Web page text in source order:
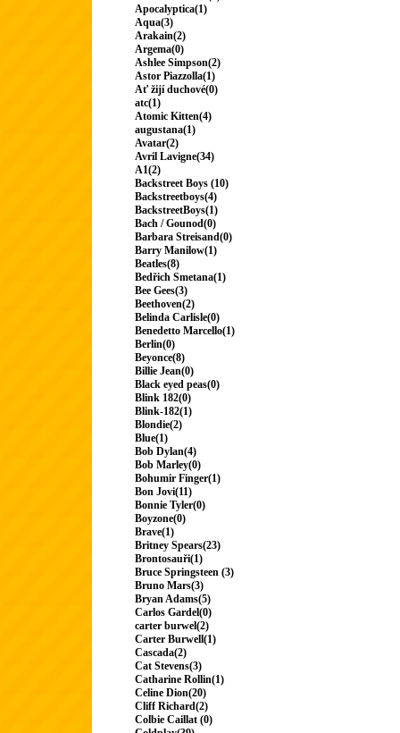
Apocalyptica(1)
Aqua(3)
Arakain(2)
Argema(0)
Ashlee Simpson(2)
Astor Piazzolla(1)
Ať žijí duchové(0)
atc(1)
Atomic Kitten(4)
augustana(1)
Avatar(2)
Avril Lavigne(34)
A1(2)
Backstreet Boys (10)
Backstreetboys(4)
BackstreetBoys(1)
Bach / Gounod(0)
Barbara Streisand(0)
Barry Manilow(1)
Beatles(8)
Bedřich Smetana(1)
Bee Gees(3)
Beethoven(2)
Belinda Carlisle(0)
Benedetto Marcello(1)
Berlin(0)
Beyonce(8)
Billie Jean(0)
Black eyed peas(0)
Blink 182(0)
Blink-182(1)
Blondie(2)
Blue(1)
Bob Dylan(4)
Bob Marley(0)
Bohumir Finger(1)
Bon Jovi(11)
Bonnie Tyler(0)
Boyzone(0)
Brave(1)
Britney Spears(23)
Brontosauři(1)
Bruce Springsteen (3)
Bruno Mars(3)
Bryan Adams(5)
Carlos Gardel(0)
carter burwel(2)
Carter Burwell(1)
Cascada(2)
Cat Stevens(3)
Catharine Rollin(1)
Celine Dion(20)
Cliff Richard(2)
Colbie Caillat (0)